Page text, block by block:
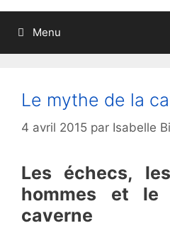
Menu
Le mythe de la
4 avril 2015 par Isabelle
Les échecs,
hommes et
caverne